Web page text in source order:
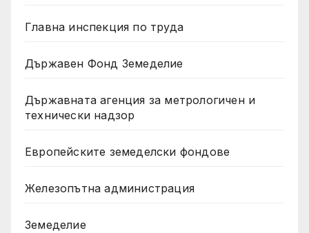
Главна инспекция по труда
Държавен Фонд Земеделие
Държавната агенция за метрологичен и
технически надзор
Европейските земеделски фондове
Железопътна администрация
Земеделие